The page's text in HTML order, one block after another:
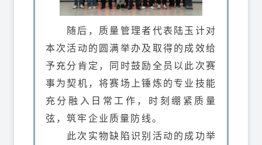
随后，质量管理者代表陆玉计对
本次活动的圆满举办及取得的成效给
予充分肯定，同时鼓励全员以此次赛
事为契机，将赛场上锤炼的专业技能
充分融入日常工作，时刻绷紧质量
弦，筑牢企业质量防线。
此次实物缺陷识别活动的成功举